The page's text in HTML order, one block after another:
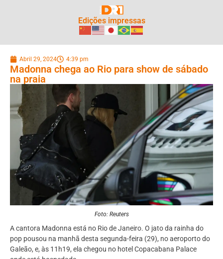
Edições impressas
Abril 29, 2024 4:39 pm
Madonna chega ao Rio para show de sábado
na praia
Foto: Reuters
A cantora Madonna está no Rio de Janeiro. O jato da rainha do
pop pousou na manhã desta segunda-feira (29), no aeroporto do
Galeão, e, às 11h19, ela chegou no hotel Copacabana Palace